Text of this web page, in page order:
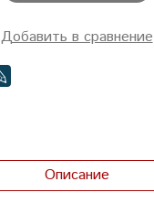
Добавить в сравнение
Описание